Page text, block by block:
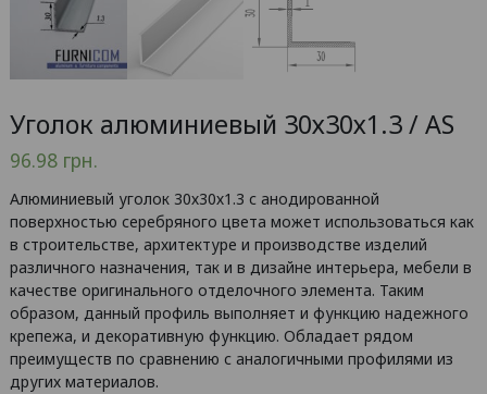
Уголок алюминиевый 30х30х1.3 / AS
96.98 грн.
Алюминиевый уголок 30х30х1.3 с анодированной
поверхностью серебряного цвета может использоваться как
в строительстве, архитектуре и производстве изделий
различного назначения, так и в дизайне интерьера, мебели в
качестве оригинального отделочного элемента. Таким
образом, данный профиль выполняет и функцию надежного
крепежа, и декоративную функцию. Обладает рядом
преимуществ по сравнению с аналогичными профилями из
других материалов.